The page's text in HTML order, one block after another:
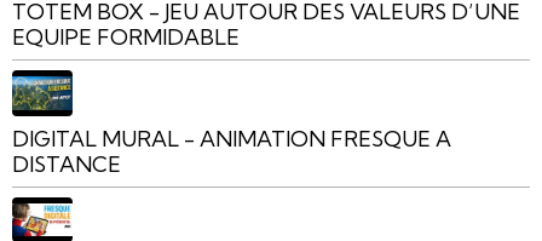
TOTEM BOX - JEU AUTOUR DES VALEURS D’UNE
EQUIPE FORMIDABLE
DIGITAL MURAL - ANIMATION FRESQUE A
DISTANCE